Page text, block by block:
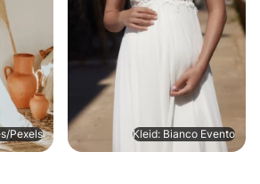
Pexels Kleid: Bianco Evento